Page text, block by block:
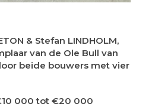
& Stefan LINDHOLM,
van de Ole Bull van
beide bouwers met vier
000 tot €20 000